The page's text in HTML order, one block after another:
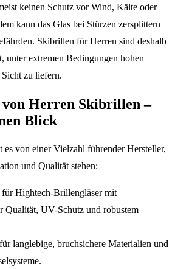
keinen Schutz vor Wind, Kälte oder
kann das Glas bei Stürzen zersplittern
Skibrillen für Herren sind deshalb
unter extremen Bedingungen hohen
zu liefern.
Herren Skibrillen –
Blick
von einer Vielzahl führender Hersteller,
und Qualität stehen:
Hightech-Brillengläser mit
Qualität, UV-Schutz und robustem
langlebige, bruchsichere Materialien und